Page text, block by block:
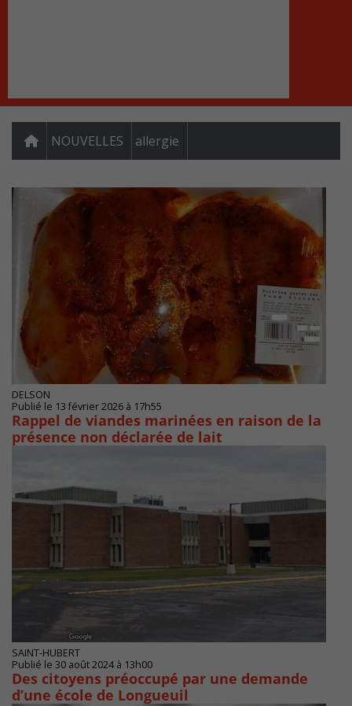
NOUVELLES allergie
DELSON
Publié le 13 février 2026 à 17h55
Rappel de viandes marinées en raison de la
présence non déclarée de lait
SAINT-HUBERT
Publié le 30 août 2024 à 13h00
Des citoyens préoccupé par une demande
d’une école de Longueuil